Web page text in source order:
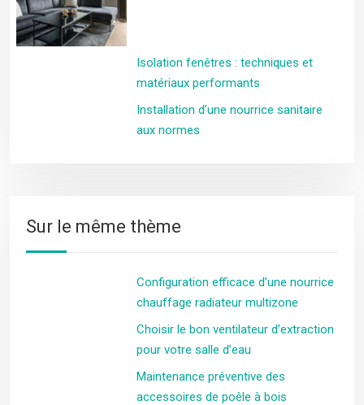
Isolation fenêtres : techniques et
matériaux performants
Installation d’une nourrice sanitaire
aux normes
Sur le même thème
Configuration efficace d’une nourrice
chauffage radiateur multizone
Choisir le bon ventilateur d’extraction
pour votre salle d’eau
Maintenance préventive des
accessoires de poêle à bois